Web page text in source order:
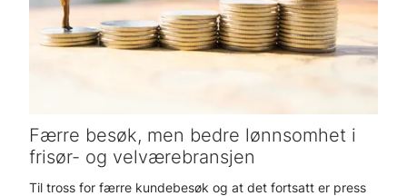
Færre besøk, men bedre lønnsomhet i
frisør- og velværebransjen
Til tross for færre kundebesøk og at det fortsatt er press